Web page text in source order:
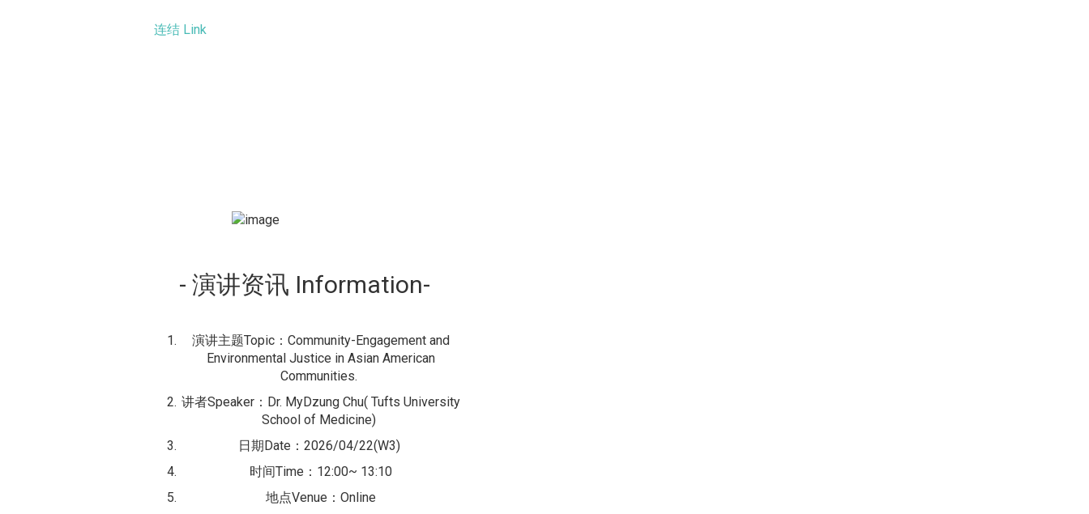
连结 Link
- 演讲资讯 Information-
演讲主题Topic：Community-Engagement and
Environmental Justice in Asian American
Communities.
讲者Speaker：Dr. MyDzung Chu( Tufts University
School of Medicine)
日期Date：2026/04/22(W3)
时间Time：12:00~ 13:10
地点Venue：Online